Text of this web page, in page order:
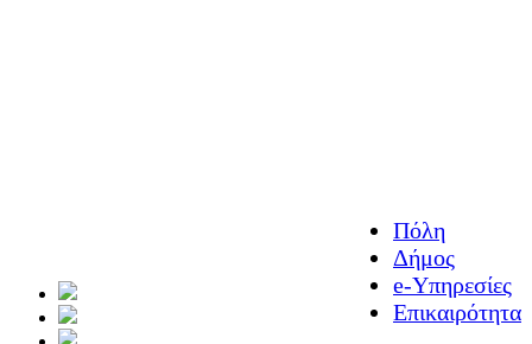
Πόλη
Δήμος
e-Υπηρεσίες
Επικαιρότητα